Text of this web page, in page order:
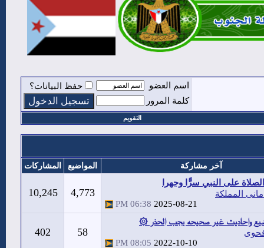
اسم العضو
حفظ البيانات؟
كلمة المرور
التقويم
آخر مشاركة المواضيع المشاركات
على النبي سرًّا وجهرا
المملكة
2025-08-21
06:38 PM
4,773
10,245
واحاديث غير صحيحه يجب الحذر ۞
2022-10-10
08:05 PM
58
402